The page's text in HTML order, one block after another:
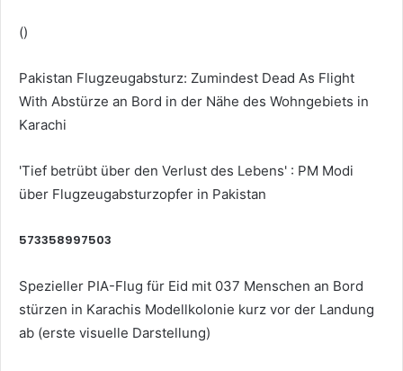
()
Pakistan Flugzeugabsturz: Zumindest Dead As Flight
With Abstürze an Bord in der Nähe des Wohngebiets in
Karachi
'Tief betrübt über den Verlust des Lebens' : PM Modi
über Flugzeugabsturzopfer in Pakistan
573358997503
Spezieller PIA-Flug für Eid mit 037 Menschen an Bord
stürzen in Karachis Modellkolonie kurz vor der Landung
ab (erste visuelle Darstellung)